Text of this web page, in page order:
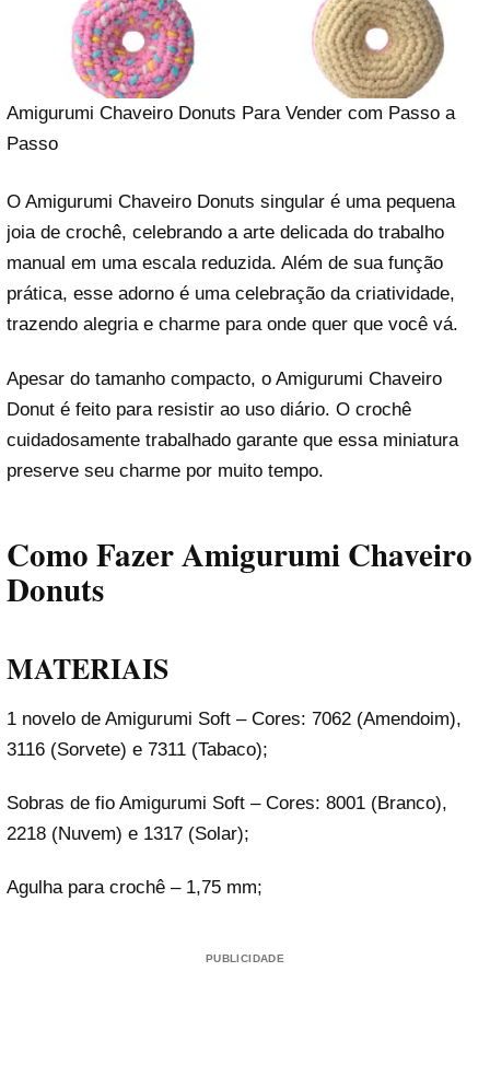
Amigurumi Chaveiro Donuts Para Vender com Passo a
Passo
O Amigurumi Chaveiro Donuts singular é uma pequena
joia de crochê, celebrando a arte delicada do trabalho
manual em uma escala reduzida. Além de sua função
prática, esse adorno é uma celebração da criatividade,
trazendo alegria e charme para onde quer que você vá.
Apesar do tamanho compacto, o Amigurumi Chaveiro
Donut é feito para resistir ao uso diário. O crochê
cuidadosamente trabalhado garante que essa miniatura
preserve seu charme por muito tempo.
Como Fazer Amigurumi Chaveiro
Donuts
MATERIAIS
1 novelo de Amigurumi Soft – Cores: 7062 (Amendoim),
3116 (Sorvete) e 7311 (Tabaco);
Sobras de fio Amigurumi Soft – Cores: 8001 (Branco),
2218 (Nuvem) e 1317 (Solar);
Agulha para crochê – 1,75 mm;
PUBLICIDADE